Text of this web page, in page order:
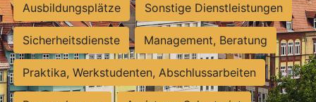
Ausbildungsplätze Sonstige Dienstleistungen
Sicherheitsdienste Management, Beratung
Praktika, Werkstudenten, Abschlussarbeiten